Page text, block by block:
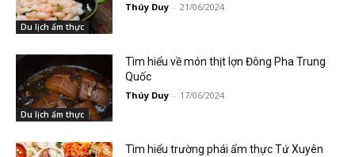
Du lịch ẩm thực
Thúy Duy - 21/06/2024
Du lịch ẩm thực
Tìm hiểu về món thịt lợn Đông Pha Trung
Quốc
Thúy Duy - 17/06/2024
Tìm hiểu trường phái ẩm thực Tứ Xuyên